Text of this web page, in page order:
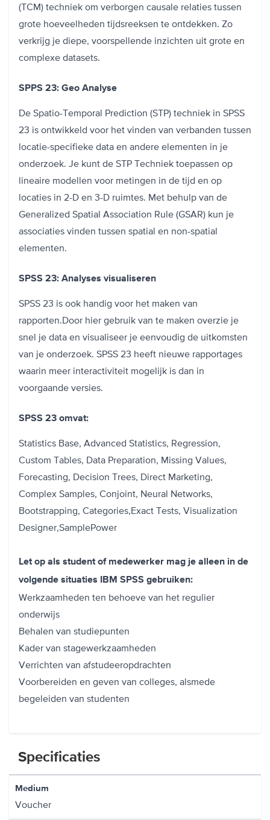
(TCM) techniek om verborgen causale relaties tussen
grote hoeveelheden tijdsreeksen te ontdekken. Zo
verkrijg je diepe, voorspellende inzichten uit grote en
complexe datasets.
SPPS 23: Geo Analyse
De Spatio-Temporal Prediction (STP) techniek in SPSS
23 is ontwikkeld voor het vinden van verbanden tussen
locatie-specifieke data en andere elementen in je
onderzoek. Je kunt de STP Techniek toepassen op
lineaire modellen voor metingen in de tijd en op
locaties in 2-D en 3-D ruimtes. Met behulp van de
Generalized Spatial Association Rule (GSAR) kun je
associaties vinden tussen spatial en non-spatial
elementen.
SPSS 23: Analyses visualiseren
SPSS 23 is ook handig voor het maken van
rapporten.Door hier gebruik van te maken overzie je
snel je data en visualiseer je eenvoudig de uitkomsten
van je onderzoek. SPSS 23 heeft nieuwe rapportages
waarin meer interactiviteit mogelijk is dan in
voorgaande versies.
SPSS 23 omvat:
Statistics Base, Advanced Statistics, Regression,
Custom Tables, Data Preparation, Missing Values,
Forecasting, Decision Trees, Direct Marketing,
Complex Samples, Conjoint, Neural Networks,
Bootstrapping, Categories,Exact Tests, Visualization
Designer,SamplePower
Let op als student of medewerker mag je alleen in de
volgende situaties IBM SPSS gebruiken:
Werkzaamheden ten behoeve van het regulier
onderwijs
Behalen van studiepunten
Kader van stagewerkzaamheden
Verrichten van afstudeeropdrachten
Voorbereiden en geven van colleges, alsmede
begeleiden van studenten
Specificaties
Medium
Voucher